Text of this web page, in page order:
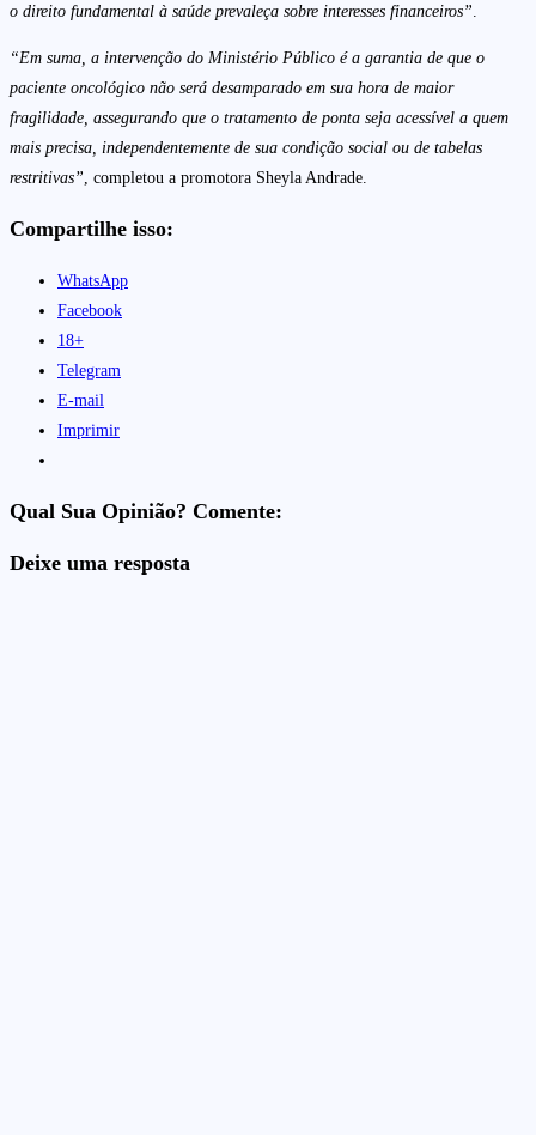
o direito fundamental à saúde prevaleça sobre interesses financeiros”.
“Em suma, a intervenção do Ministério Público é a garantia de que o
paciente oncológico não será desamparado em sua hora de maior
fragilidade, assegurando que o tratamento de ponta seja acessível a quem
mais precisa, independentemente de sua condição social ou de tabelas
restritivas”, completou a promotora Sheyla Andrade.
Compartilhe isso:
WhatsApp
Facebook
18+
Telegram
E-mail
Imprimir
Qual Sua Opinião? Comente:
Deixe uma resposta